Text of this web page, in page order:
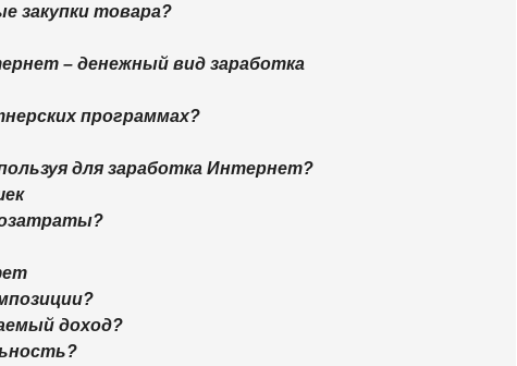
закупки товара?
– денежный вид заработка
программах?
для заработка Интернет?
доход?